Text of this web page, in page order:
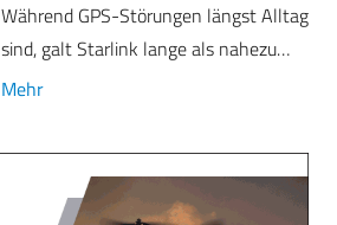
Während GPS-Störungen längst Alltag
sind, galt Starlink lange als nahezu…
Mehr